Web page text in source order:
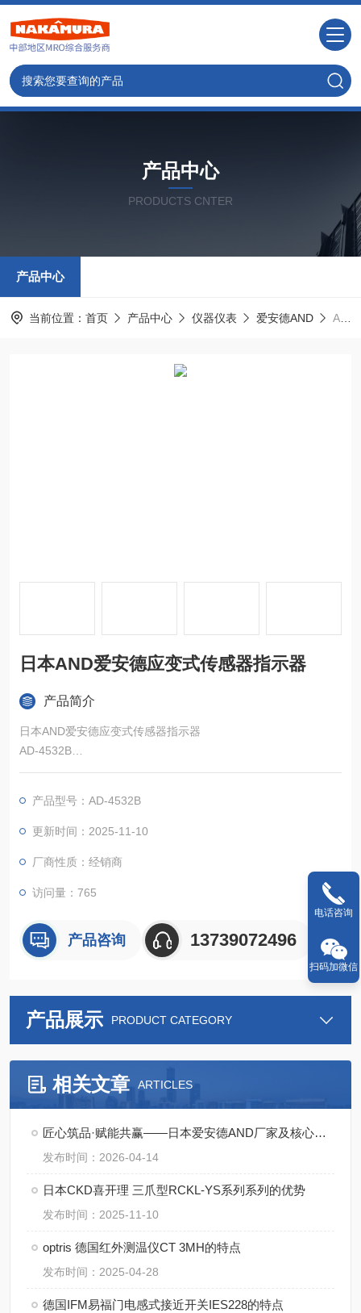
产品中心
PRODUCTS CNTER
产品中心
当前位置： 首页 产品中心 仪器仪表 爱安德AND AD-4532B日本AND爱安德应变式传感器指示器
日本AND爱安德应变式传感器指示器
产品简介
日本AND爱安德应变式传感器指示器
AD-4532B
高速A/D转换(2,000次/秒)使其非常适合测量负载、压力、位移和
产品型号：AD-4532B
更新时间：2025-11-10
厂商性质：经销商
访问量：765
产品咨询 13739072496
产品展示 PRODUCT CATEGORY
相关文章 ARTICLES
匠心筑品·赋能共赢——日本爱安德AND厂家及核心产品详解
发布时间：2026-04-14
日本CKD喜开理 三爪型RCKL-YS系列系列的优势
发布时间：2025-11-10
optris 德国红外测温仪CT 3MH的特点
发布时间：2025-04-28
德国IFM易福门电感式接近开关IES228的特点
电话咨询
扫码加微信